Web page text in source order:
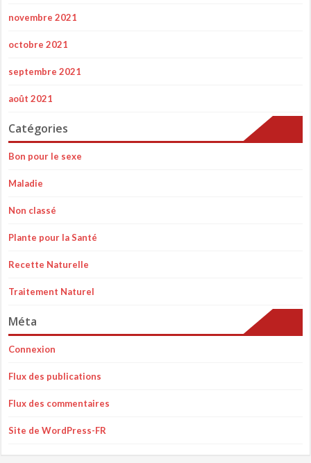
novembre 2021
octobre 2021
septembre 2021
août 2021
Catégories
Bon pour le sexe
Maladie
Non classé
Plante pour la Santé
Recette Naturelle
Traitement Naturel
Méta
Connexion
Flux des publications
Flux des commentaires
Site de WordPress-FR